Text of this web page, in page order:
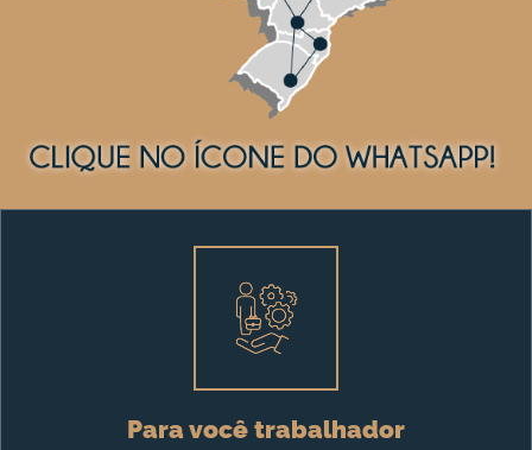
Para você trabalhador